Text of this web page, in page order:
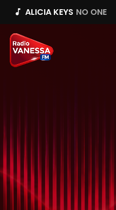
music_note ALICIA KEYS NO ONE